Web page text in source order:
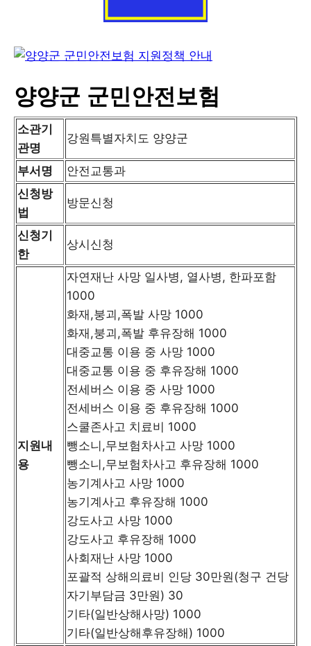
양양군 군민안전보험
소관기
관명
강원특별자치도 양양군
부서명
안전교통과
신청방
법
방문신청
신청기
한
상시신청
지원내
용
자연재난 사망 일사병, 열사병, 한파포함
1000
화재,붕괴,폭발 사망 1000
화재,붕괴,폭발 후유장해 1000
대중교통 이용 중 사망 1000
대중교통 이용 중 후유장해 1000
전세버스 이용 중 사망 1000
전세버스 이용 중 후유장해 1000
스쿨존사고 치료비 1000
뺑소니,무보험차사고 사망 1000
뺑소니,무보험차사고 후유장해 1000
농기계사고 사망 1000
농기계사고 후유장해 1000
강도사고 사망 1000
강도사고 후유장해 1000
사회재난 사망 1000
포괄적 상해의료비 인당 30만원(청구 건당
자기부담금 3만원) 30
기타(일반상해사망) 1000
기타(일반상해후유장해) 1000